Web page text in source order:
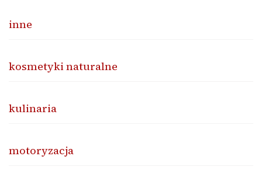
inne
kosmetyki naturalne
kulinaria
motoryzacja